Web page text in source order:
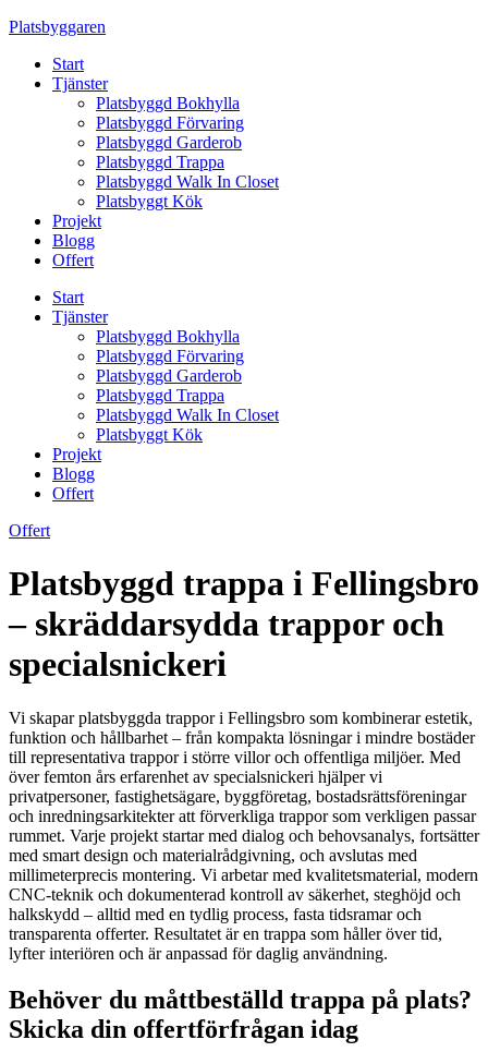
Skip
content
Platsbyggaren
Start
Tjänster
Platsbyggd Bokhylla
Platsbyggd Förvaring
Platsbyggd Garderob
Platsbyggd Trappa
Platsbyggd Walk In Closet
Platsbyggt Kök
Projekt
Blogg
Offert
Start
Tjänster
Platsbyggd Bokhylla
Platsbyggd Förvaring
Platsbyggd Garderob
Platsbyggd Trappa
Platsbyggd Walk In Closet
Platsbyggt Kök
Projekt
Blogg
Offert
Offert
Platsbyggd trappa i Fellingsbro
– skräddarsydda trappor och
specialsnickeri
Vi skapar platsbyggda trappor i Fellingsbro som kombinerar estetik,
funktion och hållbarhet – från kompakta lösningar i mindre bostäder
till representativa trappor i större villor och offentliga miljöer. Med
över femton års erfarenhet av specialsnickeri hjälper vi
privatpersoner, fastighetsägare, byggföretag, bostadsrättsföreningar
och inredningsarkitekter att förverkliga trappor som verkligen passar
rummet. Varje projekt startar med dialog och behovsanalys, fortsätter
med smart design och materialrådgivning, och avslutas med
millimeterprecis montering. Vi arbetar med kvalitetsmaterial, modern
CNC-teknik och dokumenterad kontroll av säkerhet, steghöjd och
halkskydd – alltid med en tydlig process, fasta tidsramar och
transparenta offerter. Resultatet är en trappa som håller över tid,
lyfter interiören och är anpassad för daglig användning.
Behöver du måttbeställd trappa på plats?
Skicka din offertförfrågan idag